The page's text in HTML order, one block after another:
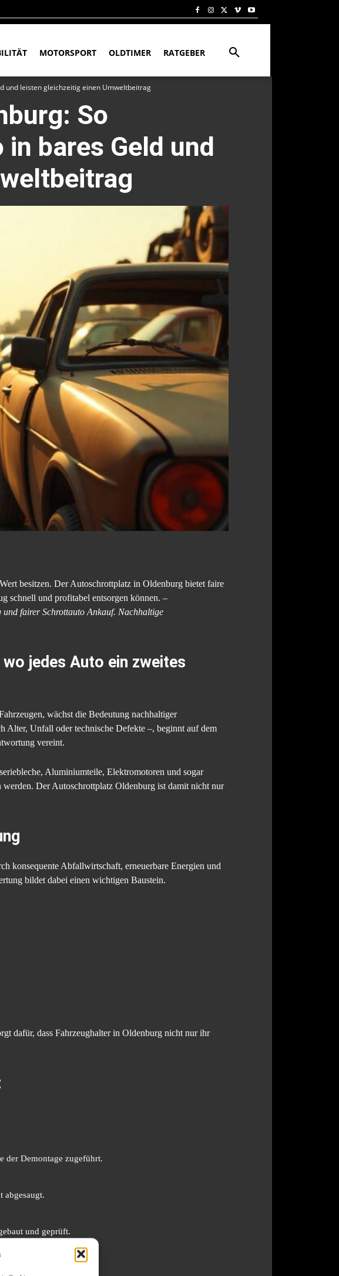
MOTORSPORT OLDTIMER RATGEBER
und leisten gleichzeitig einen Umweltbeitrag
So
bares Geld und
besitzen. Der Autoschrottplatz in Oldenburg bietet faire
schnell und profitabel entsorgen können. –
fairer Schrottauto Ankauf. Nachhaltige
jedes Auto ein zweites
wächst die Bedeutung nachhaltiger
Alter, Unfall oder technische Defekte –, beginnt auf dem
vereint.
Aluminiumteile, Elektromotoren und sogar
Der Autoschrottplatz Oldenburg ist damit nicht nur
konsequente Abfallwirtschaft, erneuerbare Energien und
bildet dabei einen wichtigen Baustein.
dafür, dass Fahrzeughalter in Oldenburg nicht nur ihr
der Demontage zugeführt.
abgesaugt.
und geprüft.